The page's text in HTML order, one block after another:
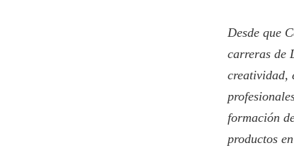
Desde que
carreras de
creatividad,
formación
productos